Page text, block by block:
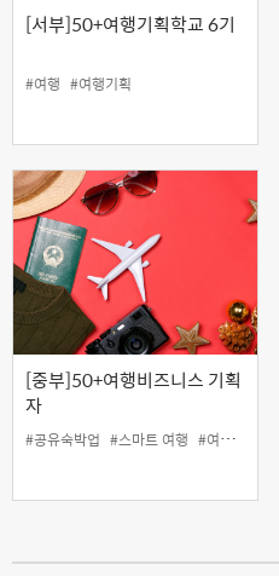
[서부]50+여행기획학교 6기
#여행 #여행기획
[중부]50+여행비즈니스 기획
자
#공유숙박업 #스마트 여행 #여행기획